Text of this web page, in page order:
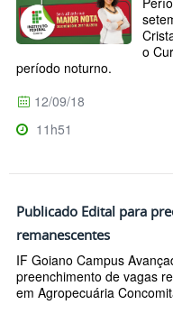
o
período noturno.
12/09/18
11h51
Publicado Edital para
remanescentes
IF Goiano Campus
preenchimento de vagas
em Agropecuária